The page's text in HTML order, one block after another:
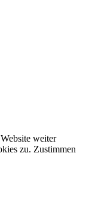
weiter
zu. Zustimmen